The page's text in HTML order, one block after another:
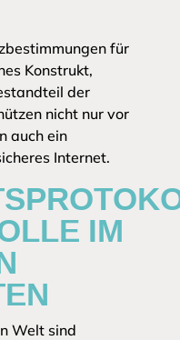
für
Konstrukt,
der
nicht nur vor
auch ein
Internet.
IM
Welt sind